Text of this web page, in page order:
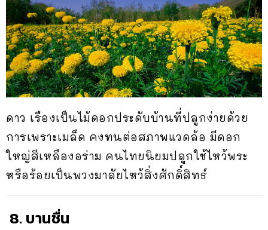
ดาว เรืองเป็นไม้ดอกประดับบ้านที่ปลูกง่ายด้วย
การเพราะเมล็ด คงทนต่อสภาพแวดล้อ มีดอก
ใหญ่สีเหลืองอร่าม คนไทยนิยมปลูกใช้ไหว้พระ
หรือร้อยเป็นพวงมาลัยไหว้สิ่งศักดิ์สิทธ์
8. บานชื่น